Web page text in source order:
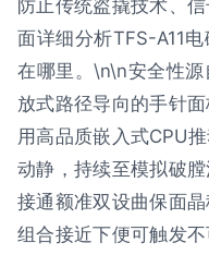
防止传统盗撬技术、
面详细分析TFS-A11
在哪里。\n\n安全性源
放式路径导向的手针
用高品质嵌入式CPU
动静，持续至模拟破
接通额准双设曲保面
组合接近下便可触发